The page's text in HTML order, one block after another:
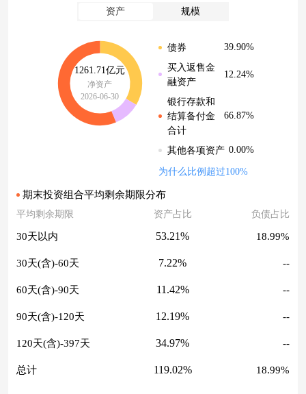
资产 规模
1261.71亿元
净资产
2026-06-30
债券
39.90%
买入返售金
融资产
12.24%
银行存款和
结算备付金
合计
66.87%
其他各项资产 0.00%
为什么比例超过100%
期末投资组合平均剩余期限分布
平均剩余期限 资产占比 负债占比
30天以内 53.21% 18.99%
30天(含)-60天 7.22% --
60天(含)-90天 11.42% --
90天(含)-120天 12.19% --
120天(含)-397天 34.97% --
总计 119.02% 18.99%